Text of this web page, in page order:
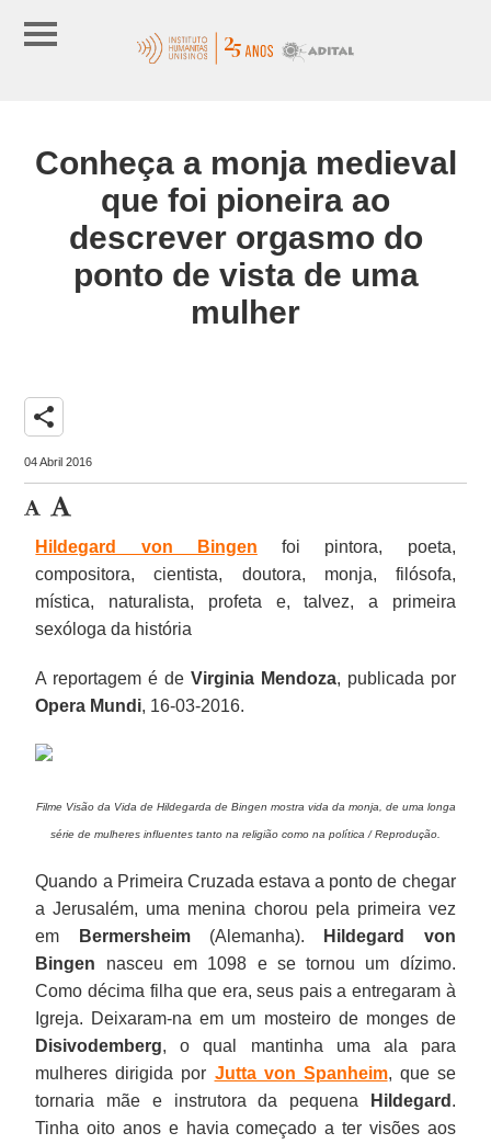
Conheça a monja medieval
que foi pioneira ao
descrever orgasmo do
ponto de vista de uma
mulher
share
04 Abril 2016
Hildegard von Bingen foi pintora, poeta,
compositora, cientista, doutora, monja, filósofa,
mística, naturalista, profeta e, talvez, a primeira
sexóloga da história
A reportagem é de Virginia Mendoza, publicada por
Opera Mundi, 16-03-2016.
Filme Visão da Vida de Hildegarda de Bingen mostra vida da monja, de uma longa
série de mulheres influentes tanto na religião como na política / Reprodução.
Quando a Primeira Cruzada estava a ponto de chegar
a Jerusalém, uma menina chorou pela primeira vez
em
Bermersheim(Alemanha).
Hildegard von
Bingen nasceu em 1098 e se tornou um dízimo.
Como décima filha que era, seus pais a entregaram à
Igreja. Deixaram-na em um mosteiro de monges de
Disivodemberg, o qual mantinha uma ala para
mulheres dirigida por Jutta von Spanheim, que se
tornaria mãe e instrutora da pequena
Hildegard .
Tinha oito anos e havia começado a ter visões aos